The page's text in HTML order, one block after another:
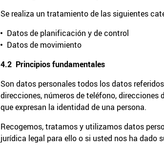
Se realiza un tratamiento de las siguientes
Datos de planificación y de control
Datos de movimiento
4.2 Principios fundamentales
Son datos personales todos los datos
direcciones, números de teléfono,
que expresan la identidad de una persona.
Recogemos, tratamos y utilizamos datos
jurídica legal para ello o si usted nos ha dado